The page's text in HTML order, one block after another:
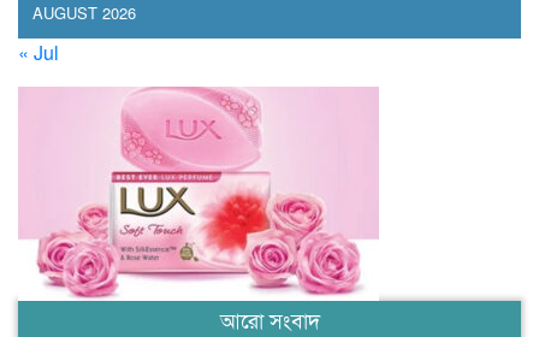
AUGUST 2026
« Jul
আরো সংবাদ